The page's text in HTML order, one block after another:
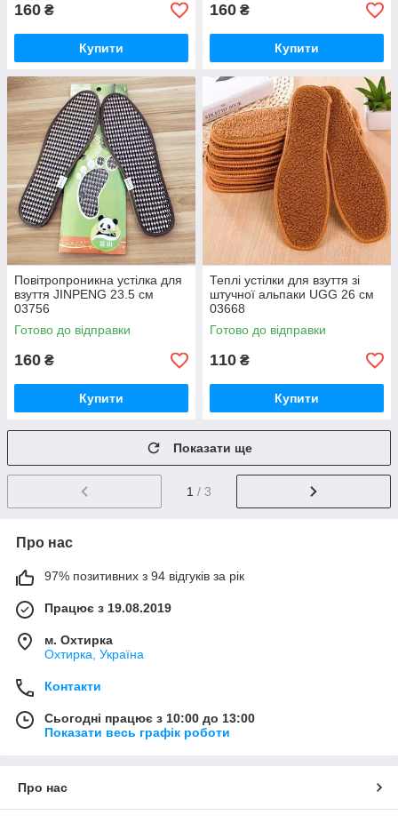
160 ₴
Купити
160 ₴
Купити
Повітропроникна устілка для
взуття JINPENG 23.5 см
03756
Готово до відправки
160 ₴
Купити
Теплі устілки для взуття зі
штучної альпаки UGG 26 см
03668
Готово до відправки
110 ₴
Купити
Показати ще
1 / 3
Про нас
97% позитивних з 94 відгуків за рік
Працює з 19.08.2019
м. Охтирка
Охтирка, Україна
Контакти
Сьогодні працює з 10:00 до 13:00
Показати весь графік роботи
Про нас